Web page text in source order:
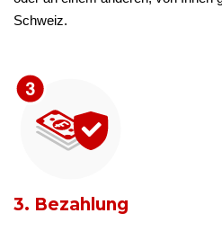
Schweiz.
3. Bezahlung